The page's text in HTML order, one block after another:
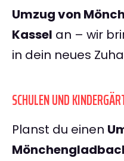
Umzug von
Kassel an – wir
in dein neues
SCHULEN UND
Planst du einen